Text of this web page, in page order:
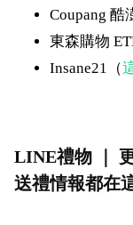
Coupang 酷
東森購物
Insane21（
LINE禮物 ｜
送禮情報都在